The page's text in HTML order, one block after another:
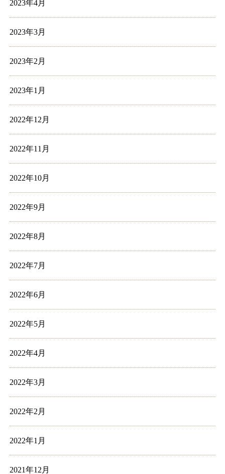
2023年4月
2023年3月
2023年2月
2023年1月
2022年12月
2022年11月
2022年10月
2022年9月
2022年8月
2022年7月
2022年6月
2022年5月
2022年4月
2022年3月
2022年2月
2022年1月
2021年12月